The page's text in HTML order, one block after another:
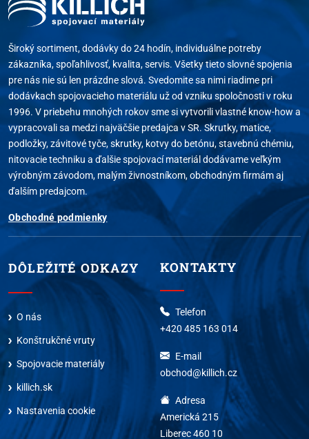
Široký sortiment, dodávky do 24 hodín, individuálne potreby
zákazníka, spoľahlivosť, kvalita, servis. Všetky tieto slovné spojenia
pre nás nie sú len prázdne slová. Svedomite sa nimi riadime pri
dodávkach spojovacieho materiálu už od vzniku spoločnosti v roku
1996. V priebehu mnohých rokov sme si vytvorili vlastné know-how a
vypracovali sa medzi najväčšie predajca v SR. Skrutky, matice,
podložky, závitové tyče, skrutky, kotvy do betónu, stavebnú chémiu,
nitovacie techniku a ďalšie spojovací materiál dodávame veľkým
výrobným závodom, malým živnostníkom, obchodným firmám aj
ďalším predajcom.
Obchodné podmienky
DÔLEŽITÉ ODKAZY
O nás
Konštrukčné vruty
Spojovacie materiály
killich.sk
Nastavenia cookie
KONTAKTY
Telefon
+420 485 163 014
E-mail
obchod@killich.cz
Adresa
Americká 215
Liberec 460 10